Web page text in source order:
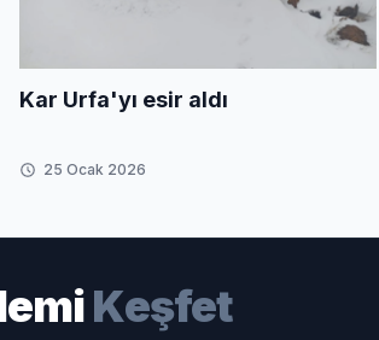
Kar Urfa'yı esir aldı
25 Ocak 2026
Keşfet